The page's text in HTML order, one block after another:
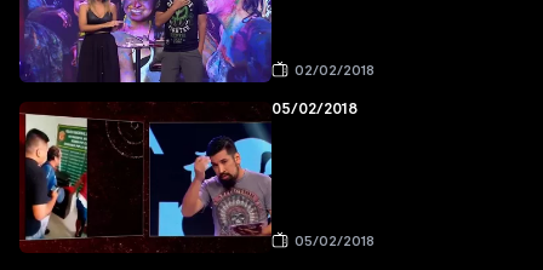
02/02/2018
05/02/2018
05/02/2018